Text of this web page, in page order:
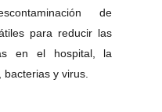
de
para reducir las
en el hospital, la
y virus.